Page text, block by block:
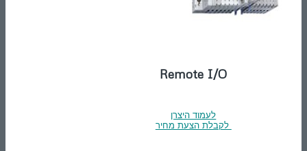
Remote I/O
לעמוד היצרן
לקבלת הצעת מחיר